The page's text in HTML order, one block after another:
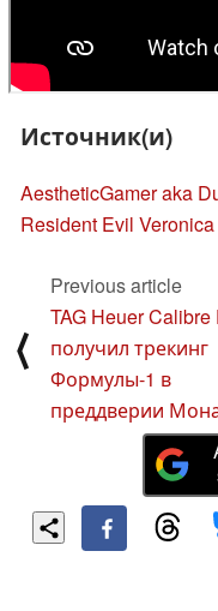
Источник(и)
AestheticGamer aka
Resident Evil
⟨
Previous article
TAG Heuer Calibre
получил трекинг
Формулы-1 в
преддверии